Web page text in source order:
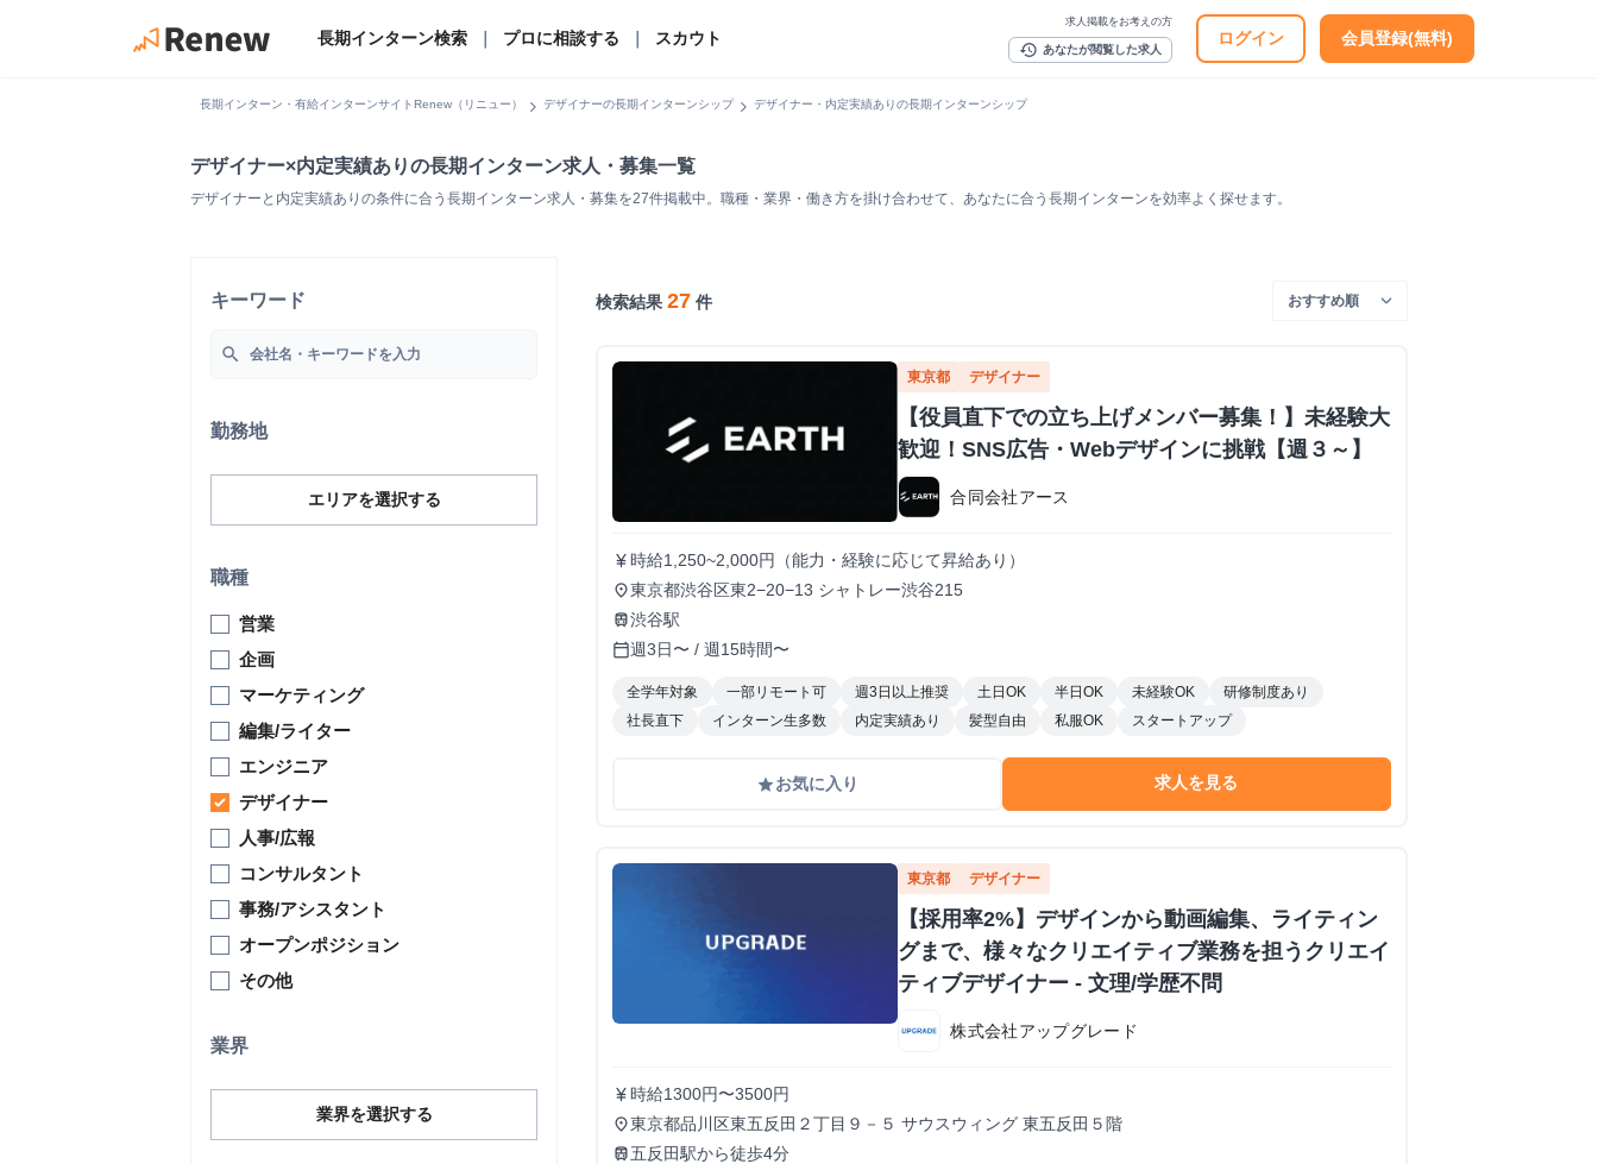
長期インターン検索 プロに相談する スカウト
求人掲載をお考えの方
history あなたが閲覧した求人
ログイン 会員登録(無料)
長期インターン・有給インターンサイトRenew（リニュー） chevron_right デザイナーの長期インターンシップchevron_right デザイナー・内定実績ありの長期インターンシップ
デザイナー×内定実績ありの長期インターン求人・募集一覧
デザイナーと内定実績ありの条件に合う長期インターン求人・募集を27件掲載中。職種・業界・働き方を掛け合わせて、あなたに合う長期インターンを効率よく探せます。
キーワード
search
勤務地
エリアを選択する
職種
営業
企画
マーケティング
編集/ライター
エンジニア
デザイナー
人事/広報
コンサルタント
事務/アシスタント
オープンポジション
その他
業界
業界を選択する
検索結果27 件
東京都 デザイナー
【役員直下での立ち上げメンバー募集！】未経験大
歓迎！SNS広告・Webデザインに挑戦【週３～】
合同会社アース
currency_yen時給1,250~2,000円（能力・経験に応じて昇給あり）
place東京都渋谷区東2−20−13 シャトレー渋谷215
train渋谷駅
calendar_today週3日〜 / 週15時間〜
全学年対象 一部リモート可 週3日以上推奨 土日OK 半日OK 未経験OK
研修制度あり
社長直下
インターン生多数 内定実績あり 髪型自由 私服OK スタートアップ
gradeお気に入り 求人を見る
東京都 デザイナー
【採用率2%】デザインから動画編集、ライティン
グまで、様々なクリエイティブ業務を担うクリエイ
ティブデザイナー - 文理/学歴不問
株式会社アップグレード
currency_yen時給1300円〜3500円
place東京都品川区東五反田２丁目９－５ サウスウィング 東五反田５階
train 五反田駅から徒歩4分